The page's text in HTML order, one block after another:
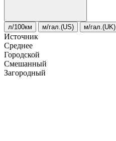
л/100км м/гал.(US) м/гал.(UK)
Источник
Среднее
Городской
Смешанный
Загородный